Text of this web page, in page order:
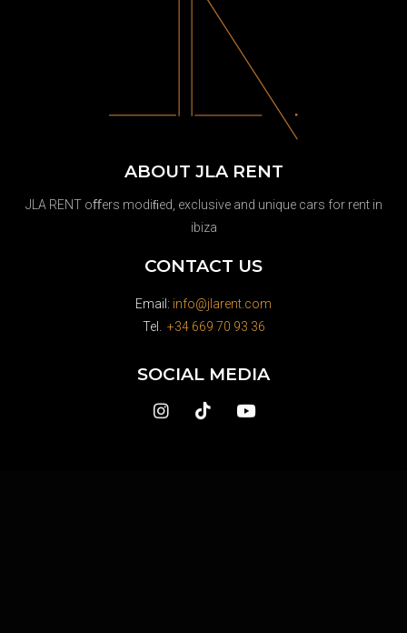
ABOUT JLA RENT
JLA RENT oﬀers modiﬁed, exclusive and unique cars for rent in
ibiza
CONTACT US
Email: info@jlarent.com
Tel. +34 669 70 93 36
SOCIAL MEDIA